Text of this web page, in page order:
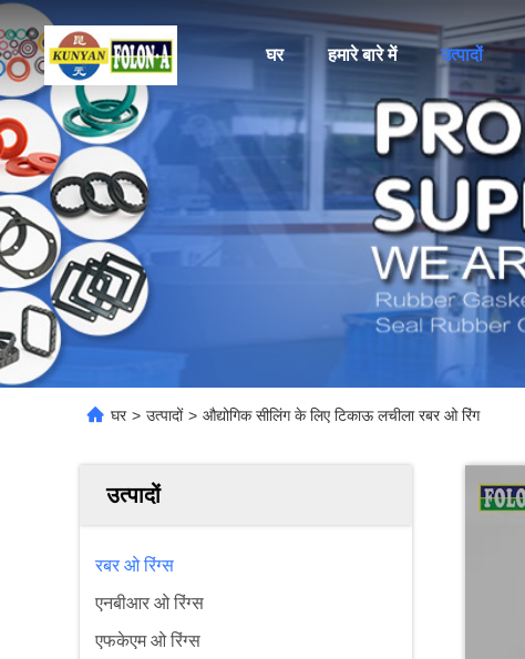
घर हमारे बारे में उत्पादों
घर > उत्पादों > औद्योगिक सीलिंग के लिए टिकाऊ लचीला रबर ओ रिंग
उत्पादों
रबर ओ रिंग्स
एनबीआर ओ रिंग्स
एफकेएम ओ रिंग्स